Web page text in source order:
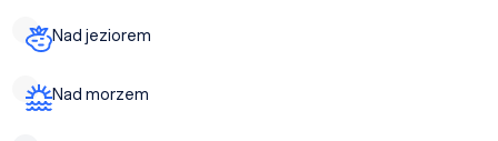
Nad jeziorem
Nad morzem